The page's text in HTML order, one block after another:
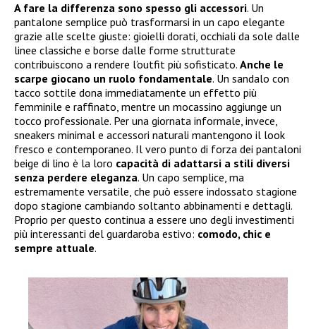
A fare la differenza sono spesso gli accessori. Un
pantalone semplice può trasformarsi in un capo elegante
grazie alle scelte giuste: gioielli dorati, occhiali da sole dalle
linee classiche e borse dalle forme strutturate
contribuiscono a rendere l’outfit più sofisticato. Anche le
scarpe giocano un ruolo fondamentale. Un sandalo con
tacco sottile dona immediatamente un effetto più
femminile e raffinato, mentre un mocassino aggiunge un
tocco professionale. Per una giornata informale, invece,
sneakers minimal e accessori naturali mantengono il look
fresco e contemporaneo. Il vero punto di forza dei pantaloni
beige di lino è la loro capacità di adattarsi a stili diversi
senza perdere eleganza. Un capo semplice, ma
estremamente versatile, che può essere indossato stagione
dopo stagione cambiando soltanto abbinamenti e dettagli.
Proprio per questo continua a essere uno degli investimenti
più interessanti del guardaroba estivo: comodo, chic e
sempre attuale.